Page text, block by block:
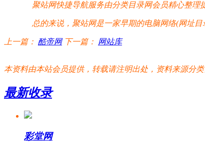
聚站网快捷导航服务由分类目录网会员精心整理
总的来说，聚站网是一家早期的电脑网络(网址目
上一篇： 酷帝网 下一篇： 网站库
本资料由本站会员提供，转载请注明出处，资料来源分类
最新收录
彩堂网